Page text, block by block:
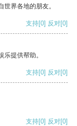
界各地的朋友。
支持[0] 反对[0]
提供帮助。
支持[0] 反对[0]
支持[0] 反对[0]